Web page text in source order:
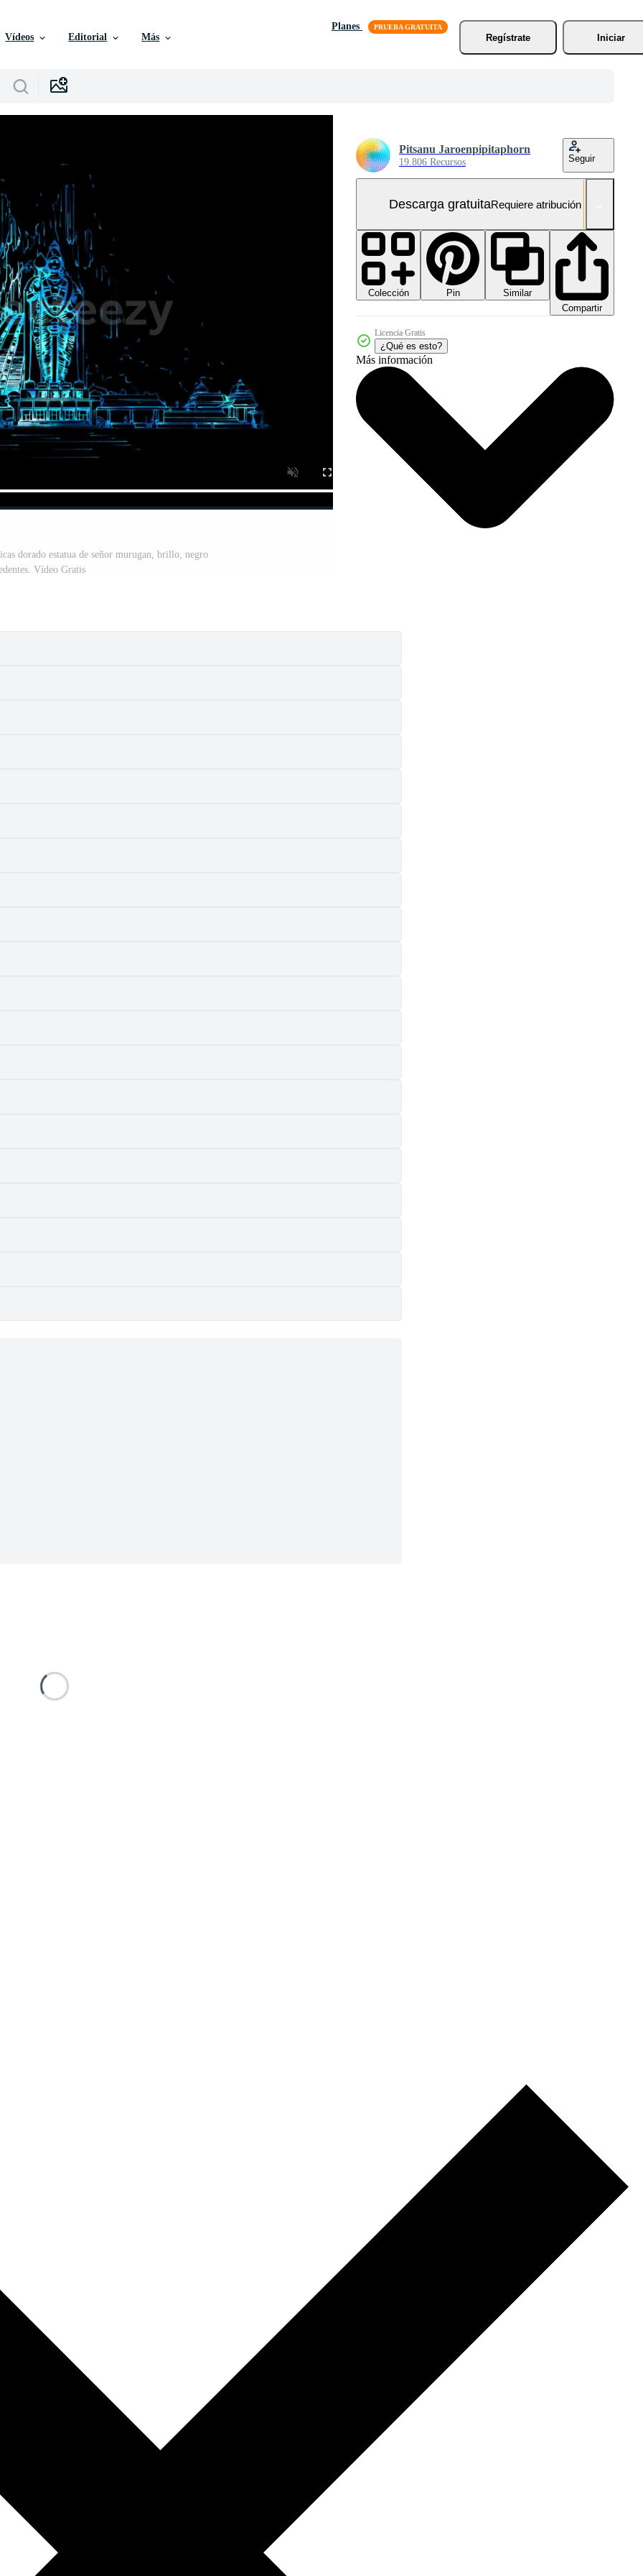
Vídeos Editorial Más
Planes
Regístrate
Iniciar
dorado estatua de señor murugan, brillo, negro
Vídeo Gratis
Pitsanu Jaroenpipitaphorn
19.806 Recursos Seguir
Descarga gratuitaRequiere atribución
Colección Pin
Similar
Compartir
Licencia Gratis
¿Qué es esto?
Más información